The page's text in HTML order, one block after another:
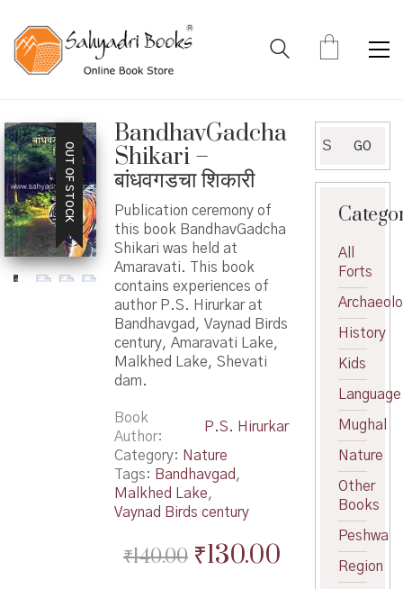
OUT OF STOCK
BandhavGadcha
Shikari –
बांधवगडचा शिकारी
Publication ceremony of
this book BandhavGadcha
Shikari was held at
Amaravati. This book
contains experiences of
author P.S. Hirurkar at
Bandhavgad, Vaynad Birds
century, Amaravati Lake,
Malkhed Lake, Shevati
dam.
Book
Author
P.S. Hirurkar
Category: Nature
Tags: Bandhavgad ,
Malkhed Lake,
Vaynad Birds century
₹140.00 Original
₹130.00Current
for:
GO
All
Forts
History
Kids
Language
Mughal
Nature
Other
Books
Peshwa
Region